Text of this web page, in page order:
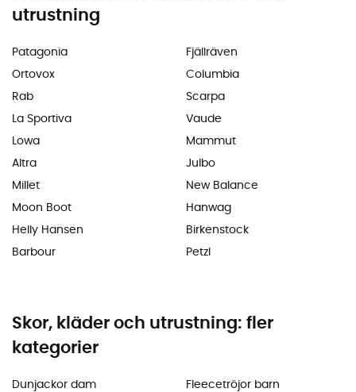
utrustning
Patagonia
Ortovox
Rab
La Sportiva
Lowa
Altra
Millet
Moon Boot
Helly Hansen
Barbour
Fjällräven
Columbia
Scarpa
Vaude
Mammut
Julbo
New Balance
Hanwag
Birkenstock
Petzl
Skor, kläder och utrustning: fler
kategorier
Dunjackor dam
Fleecetröjor barn